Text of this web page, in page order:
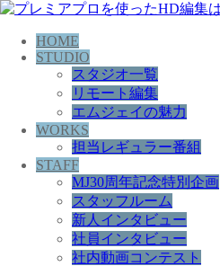
HOME
STUDIO
スタジオ一覧
リモート編集
エムジェイの魅力
WORKS
担当レギュラー番組
STAFF
MJ30周年記念特別企画
スタッフルーム
新人インタビュー
社員インタビュー
社内動画コンテスト